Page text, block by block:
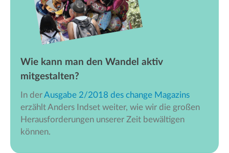
Wie kann man den Wandel aktiv
mitgestalten?
In derAusgabe 2/2018 des change Magazins
erzählt Anders Indset weiter, wie wir die großen
Herausforderungen unserer Zeit bewältigen
können.